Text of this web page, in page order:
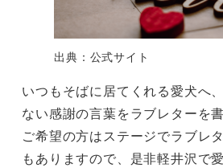
出典：公式サイト
いつもそばに居てくれる愛犬へ
ない感謝の言葉をラブレターを
ご希望の方はステージでラブレ
もありますので、是非軽井沢で